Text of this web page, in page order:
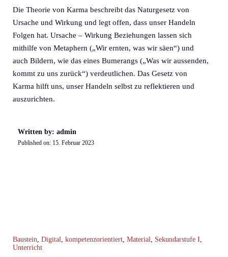
Die Theorie von Karma beschreibt das Naturgesetz von
Ursache und Wirkung und legt offen, dass unser Handeln
Folgen hat. Ursache – Wirkung Beziehungen lassen sich
mithilfe von Metaphern („Wir ernten, was wir säen“) und
auch Bildern, wie das eines Bumerangs („Was wir aussenden,
kommt zu uns zurück“) verdeutlichen. Das Gesetz von
Karma hilft uns, unser Handeln selbst zu reflektieren und
auszurichten.
Written by: admin
Published on: 15. Februar 2023
Baustein, Digital, kompetenzorientiert, Material, Sekundarstufe I,
Unterricht